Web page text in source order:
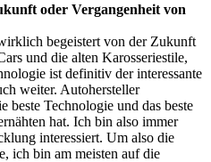
oder Vergangenheit von
begeistert von der Zukunft
und die alten Karosseriestile,
ist definitiv der interessante
weiter. Autohersteller
beste Technologie und das beste
hat. Ich bin also immer
interessiert. Um also die
ich bin am meisten auf die